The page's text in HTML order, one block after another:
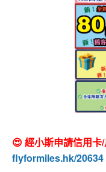
😍 經小斯申請信用卡
flyformiles.hk/20634